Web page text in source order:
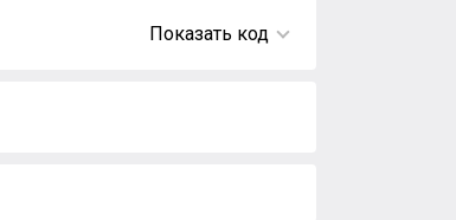
Показать код